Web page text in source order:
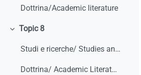
Dottrina/Academic literature
Minimizza
Topic 8
Studi e ricerche/ Studies and research
Dottrina/ Academic Literature